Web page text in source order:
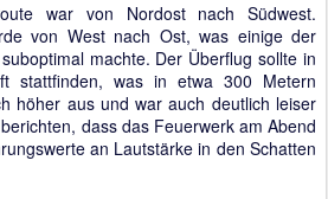
war von Nordost nach Südwest.
von West nach Ost, was einige der
machte. Der Überflug sollte in
stattfinden, was in etwa 300 Metern
höher aus und war auch deutlich leiser
dass das Feuerwerk am Abend
an Lautstärke in den Schatten